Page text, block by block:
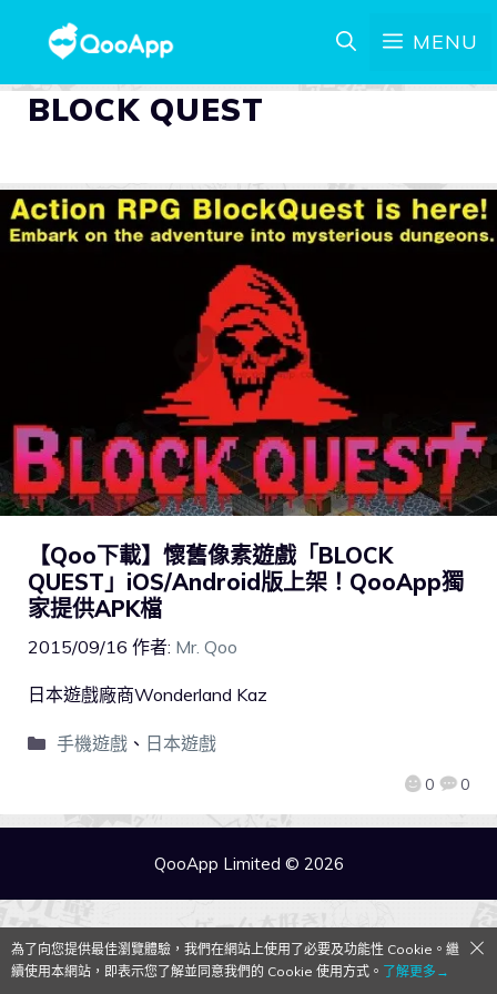
MENU
BLOCK QUEST
【Qoo下載】懷舊像素遊戲「BLOCK
QUEST」iOS/Android版上架！QooApp獨
家提供APK檔
2015/09/16 作者: Mr. Qoo
0 0
日本遊戲廠商Wonderland Kaz
手機遊戲、 日本遊戲
QooApp Limited © 2026
為了向您提供最佳瀏覽體驗，我們在網站上使用了必要及功能性 Cookie。繼
續使用本網站，即表示您了解並同意我們的 Cookie 使用方式。 了解更多→